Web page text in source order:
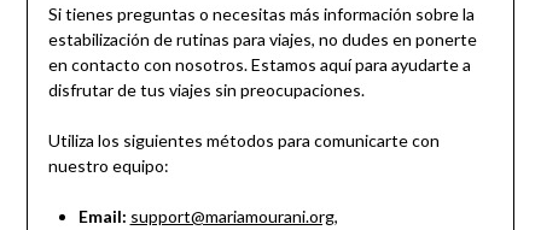
Si tienes preguntas o necesitas más información sobre la
estabilización de rutinas para viajes, no dudes en ponerte
en contacto con nosotros. Estamos aquí para ayudarte a
disfrutar de tus viajes sin preocupaciones.
Utiliza los siguientes métodos para comunicarte con
nuestro equipo:
Email: support@mariamourani.org,